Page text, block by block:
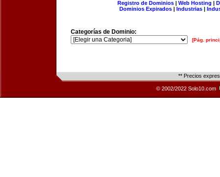
Registro de Dominios| Web Hosting |
Dominios Expirados | Industrias |
Categorías de Dominio:
[Pág.
** Precios
© 2002/2022 Solo10.com